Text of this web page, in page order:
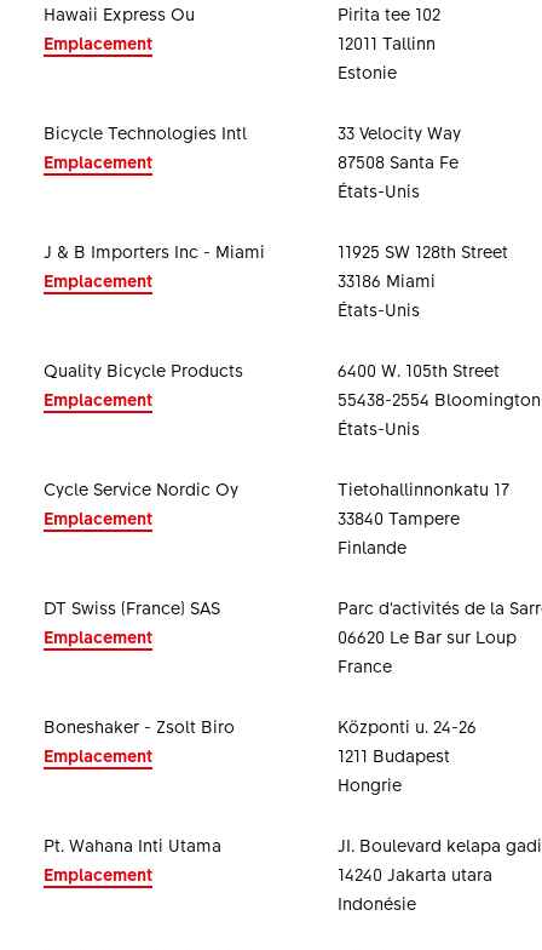
Hawaii Express Ou
Emplacement
Pirita tee 102
12011 Tallinn
Estonie
Bicycle Technologies Intl
Emplacement
33 Velocity Way
87508 Santa Fe
États-Unis
J & B Importers Inc - Miami
Emplacement
11925 SW 128th Street
33186 Miami
États-Unis
Quality Bicycle Products
Emplacement
6400 W. 105th Street
55438-2554 Bloomington
États-Unis
Cycle Service Nordic Oy
Emplacement
Tietohallinnonkatu 17
33840 Tampere
Finlande
DT Swiss (France) SAS
Emplacement
Parc d'activités de la
06620 Le Bar sur Loup
France
Boneshaker - Zsolt Biro
Emplacement
Központi u. 24-26
1211 Budapest
Hongrie
Pt. Wahana Inti Utama
Emplacement
JI. Boulevard kelapa
14240 Jakarta utara
Indonésie